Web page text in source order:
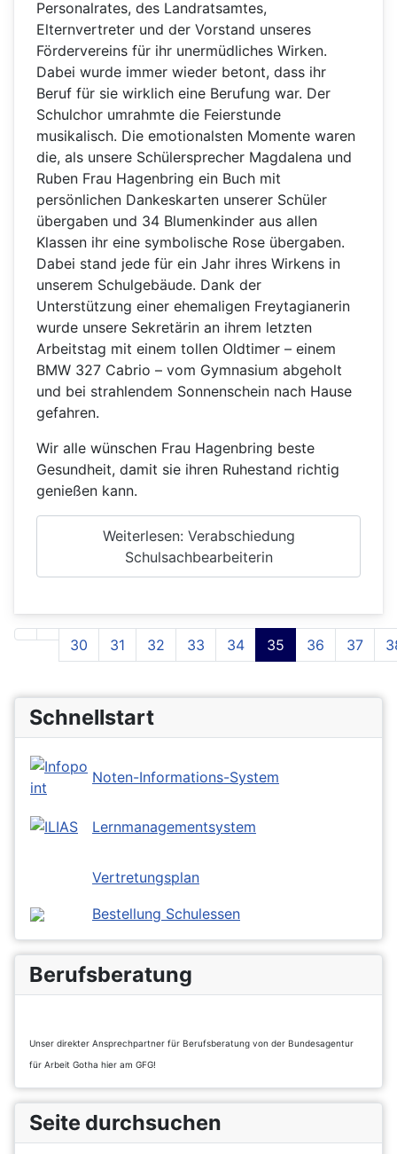
Personalrates, des Landratsamtes,
Elternvertreter und der Vorstand unseres
Fördervereins für ihr unermüdliches Wirken.
Dabei wurde immer wieder betont, dass ihr
Beruf für sie wirklich eine Berufung war. Der
Schulchor umrahmte die Feierstunde
musikalisch. Die emotionalsten Momente waren
die, als unsere Schülersprecher Magdalena und
Ruben Frau Hagenbring ein Buch mit
persönlichen Dankeskarten unserer Schüler
übergaben und 34 Blumenkinder aus allen
Klassen ihr eine symbolische Rose übergaben.
Dabei stand jede für ein Jahr ihres Wirkens in
unserem Schulgebäude. Dank der
Unterstützung einer ehemaligen Freytagianerin
wurde unsere Sekretärin an ihrem letzten
Arbeitstag mit einem tollen Oldtimer – einem
BMW 327 Cabrio – vom Gymnasium abgeholt
und bei strahlendem Sonnenschein nach Hause
gefahren.
Wir alle wünschen Frau Hagenbring beste
Gesundheit, damit sie ihren Ruhestand richtig
genießen kann.
Weiterlesen: Verabschiedung
Schulsachbearbeiterin
Seite 35 von 43
30 31 32 33 34 35 36 37
Schnellstart
Noten-Informations-System
Lernmanagementsystem
Vertretungsplan
Bestellung Schulessen
Berufsberatung
Unser direkter Ansprechpartner für Berufsberatung von der Bundesagentur
für Arbeit Gotha hier am GFG!
Seite durchsuchen